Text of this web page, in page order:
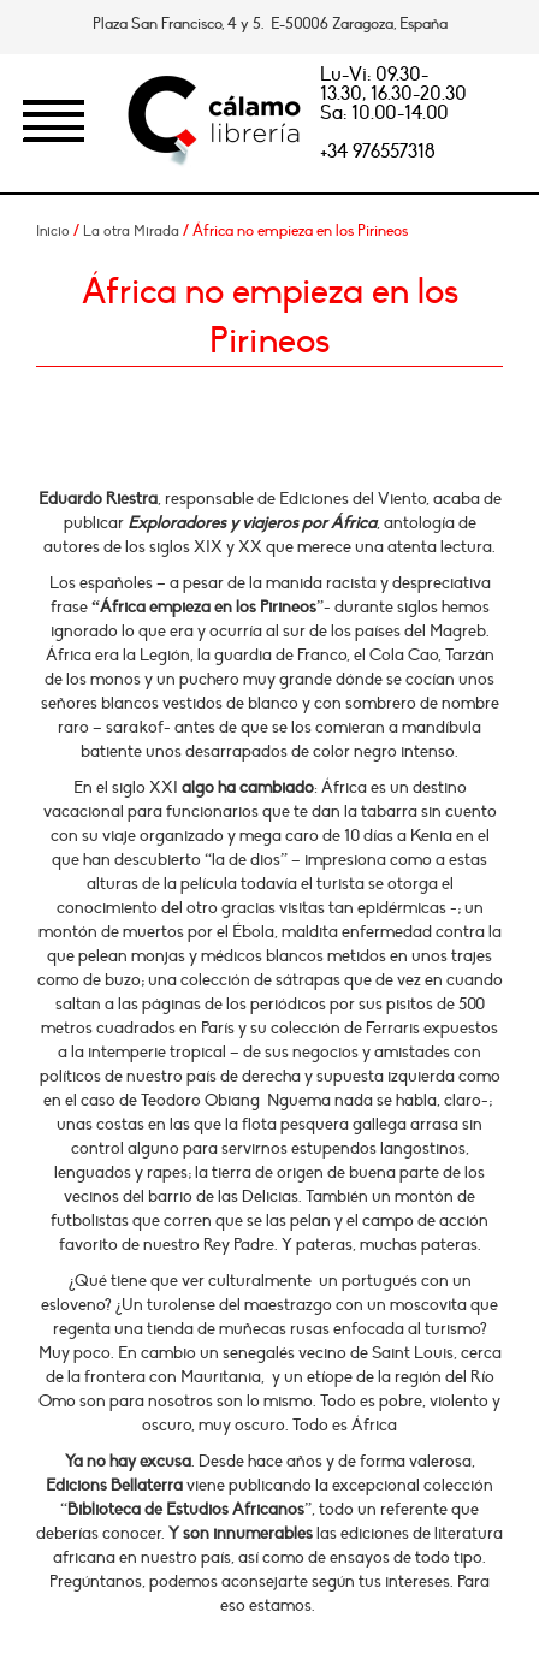
Plaza San Francisco, 4 y 5. E-50006 Zaragoza, España
Lu-Vi: 09.30-
13.30, 16.30-20.30
Sa: 10.00-14.00
+34 976557318
Inicio / La otra Mirada / África no empieza en los Pirineos
África no empieza en los
Pirineos
Eduardo Riestra, responsable de Ediciones del Viento, acaba de
publicar Exploradores y viajeros por África, antología de
autores de los siglos XIX y XX que merece una atenta lectura.
Los españoles – a pesar de la manida racista y despreciativa
frase“África empieza en los Pirineos”- durante siglos hemos
ignorado lo que era y ocurría al sur de los países del Magreb.
África era la Legión, la guardia de Franco, el Cola Cao, Tarzán
de los monos y un puchero muy grande dónde se cocían unos
señores blancos vestidos de blanco y con sombrero de nombre
raro – sarakof- antes de que se los comieran a mandíbula
batiente unos desarrapados de color negro intenso.
En el siglo XXI algo ha cambiado: África es un destino
vacacional para funcionarios que te dan la tabarra sin cuento
con su viaje organizado y mega caro de 10 días a Kenia en el
que han descubierto “la de dios” – impresiona como a estas
alturas de la película todavía el turista se otorga el
conocimiento del otro gracias visitas tan epidérmicas -; un
montón de muertos por el Ébola, maldita enfermedad contra la
que pelean monjas y médicos blancos metidos en unos trajes
como de buzo; una colección de sátrapas que de vez en cuando
saltan a las páginas de los periódicos por sus pisitos de 500
metros cuadrados en París y su colección de Ferraris expuestos
a la intemperie tropical – de sus negocios y amistades con
políticos de nuestro país de derecha y supuesta izquierda como
en el caso de Teodoro Obiang Nguema nada se habla, claro-;
unas costas en las que la flota pesquera gallega arrasa sin
control alguno para servirnos estupendos langostinos,
lenguados y rapes; la tierra de origen de buena parte de los
vecinos del barrio de las Delicias. También un montón de
futbolistas que corren que se las pelan y el campo de acción
favorito de nuestro Rey Padre. Y pateras, muchas pateras.
¿Qué tiene que ver culturalmente un portugués con un
esloveno? ¿Un turolense del maestrazgo con un moscovita que
regenta una tienda de muñecas rusas enfocada al turismo?
Muy poco. En cambio un senegalés vecino de Saint Louis, cerca
de la frontera con Mauritania, y un etíope de la región del Río
Omo son para nosotros son lo mismo. Todo es pobre, violento y
oscuro, muy oscuro. Todo es África
Ya no hay excusa. Desde hace años y de forma valerosa,
Edicions Bellaterraviene publicando la excepcional colección
“Biblioteca de Estudios Africanos”, todo un referente que
deberías conocer. Y son innumerableslas ediciones de literatura
africana en nuestro país, así como de ensayos de todo tipo.
Pregúntanos, podemos aconsejarte según tus intereses. Para
eso estamos.